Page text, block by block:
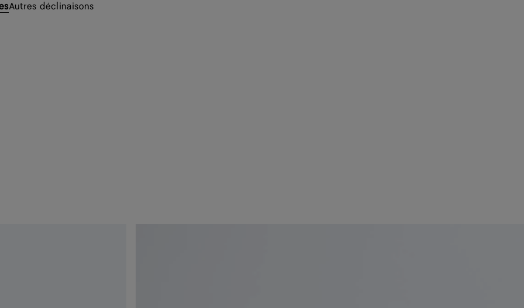
Autres déclinaisons